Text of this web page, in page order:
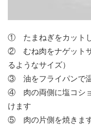
① たまねぎをカット
② むね肉をナゲットサ
るようなサイズ）
③ 油をフライパンで
④ 肉の両側に塩コシ
けます
⑤ 肉の片側を焼きます